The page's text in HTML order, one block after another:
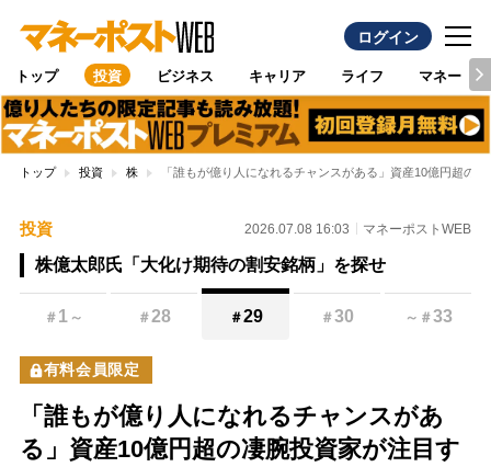
ログイン
トップ 投資 ビジネス キャリア ライフ マネー
トップ 投資 株 「誰もが億り人になれるチャンスがある」資産10億円超の
投資 2026.07.08 16:03 マネーポストWEB
株億太郎氏「大化け期待の割安銘柄」を探せ
＃ 1 ～ ＃28 ＃29 ＃30 ～ ＃33
有料会員限定
「誰もが億り人になれるチャンスがあ
る」資産10億円超の凄腕投資家が注目す